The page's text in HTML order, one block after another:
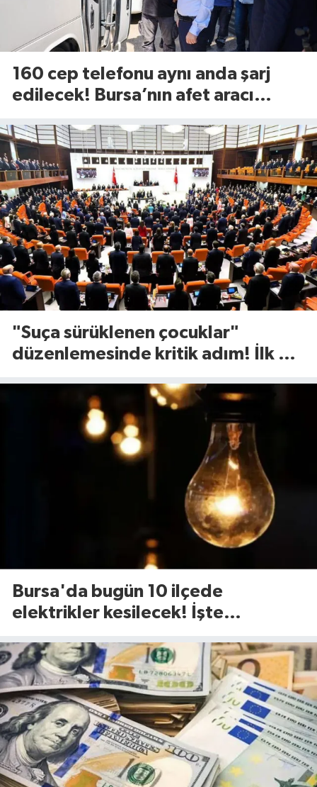
160 cep telefonu aynı anda şarj
edilecek! Bursa’nın afet aracı
"Suça sürüklenen çocuklar"
düzenlemesinde kritik adım! İlk 2
Bursa'da bugün 10 ilçede
elektrikler kesilecek! İşte
Cuma)